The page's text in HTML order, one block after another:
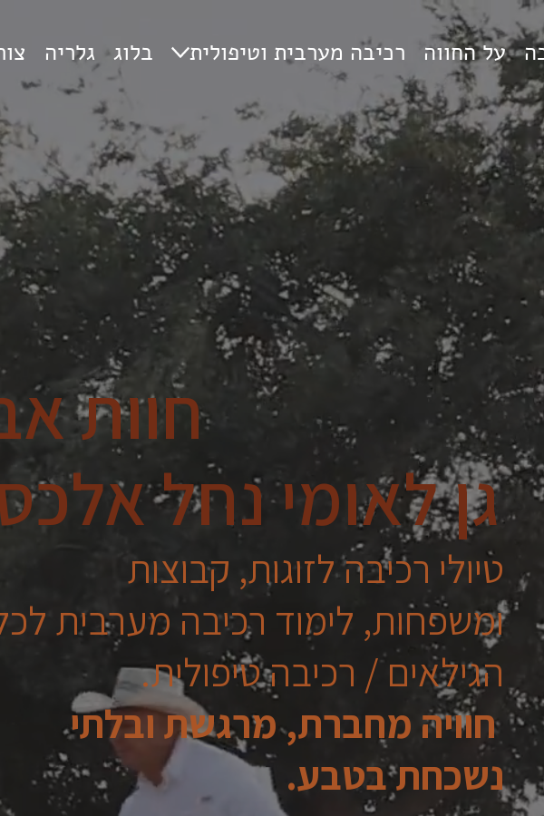
על החווה רכיבה מערבית וטיפולית בלוג גלריה
חוות
גן לאומי נחל
טיולי רכיבה לזוגות, קבוצות
ומשפחות, לימוד רכיבה מערבית
הגילאים / רכיבה טיפולית.
חוויה מחברת, מרגשת ובלתי
נשכחת בטבע.